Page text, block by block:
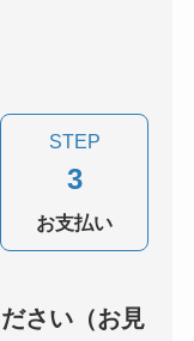
STEP
3
お支払い
さい（お見